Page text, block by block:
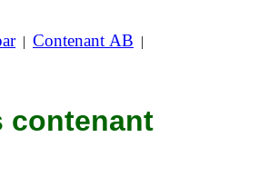
| Contenant AB |
contenant